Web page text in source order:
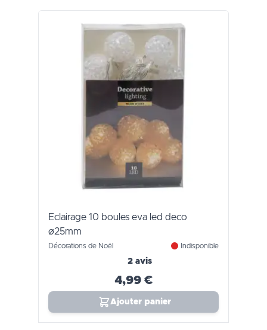
Eclairage 10 boules eva led deco
ø25mm
Décorations de Noël Indisponible
2 avis
4,99 €
Ajouter panier